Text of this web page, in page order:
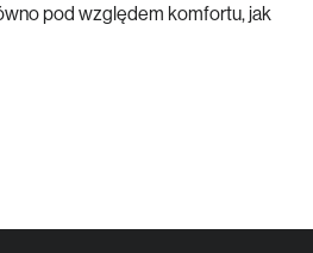
pod względem komfortu, jak